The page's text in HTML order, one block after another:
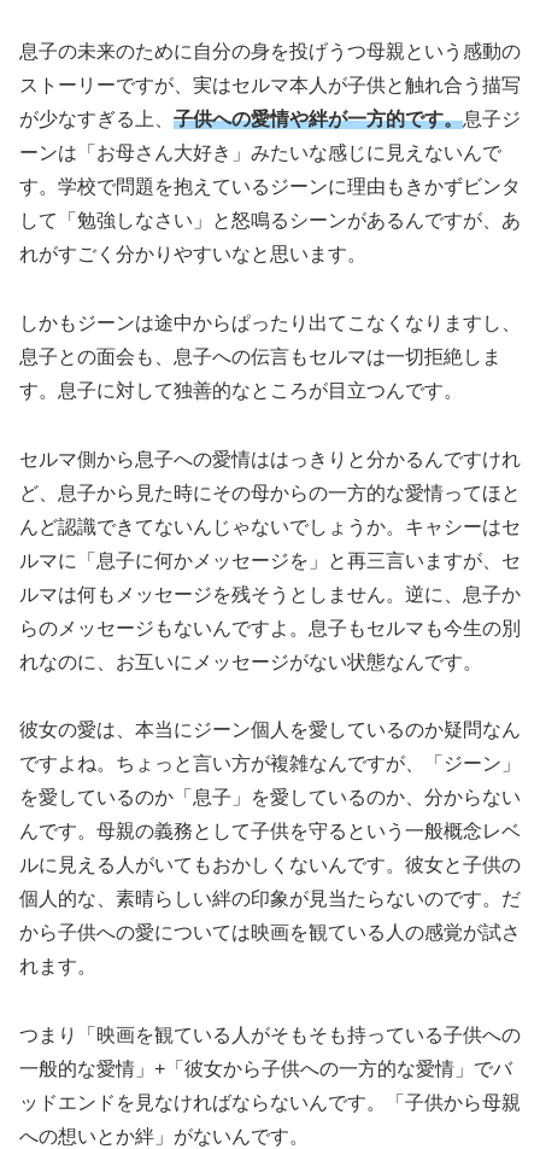
息子の未来のために自分の身を投げうつ母親という感動の
ストーリーですが、実はセルマ本人が子供と触れ合う描写
が少なすぎる上、 子供への愛情や絆が一方的です。息子ジ
ーンは「お母さん大好き」みたいな感じに見えないんで
す。学校で問題を抱えているジーンに理由もきかずビンタ
して「勉強しなさい」と怒鳴るシーンがあるんですが、あ
れがすごく分かりやすいなと思います。
しかもジーンは途中からぱったり出てこなくなりますし、
息子との面会も、息子への伝言もセルマは一切拒絶しま
す。息子に対して独善的なところが目立つんです。
セルマ側から息子への愛情ははっきりと分かるんですけれ
ど、息子から見た時にその母からの一方的な愛情ってほと
んど認識できてないんじゃないでしょうか。キャシーはセ
ルマに「息子に何かメッセージを」と再三言いますが、セ
ルマは何もメッセージを残そうとしません。逆に、息子か
らのメッセージもないんですよ。息子もセルマも今生の別
れなのに、お互いにメッセージがない状態なんです。
彼女の愛は、本当にジーン個人を愛しているのか疑問なん
ですよね。ちょっと言い方が複雑なんですが、「ジーン」
を愛しているのか「息子」を愛しているのか、分からない
んです。母親の義務として子供を守るという一般概念レベ
ルに見える人がいてもおかしくないんです。彼女と子供の
個人的な、素晴らしい絆の印象が見当たらないのです。だ
から子供への愛については映画を観ている人の感覚が試さ
れます。
つまり「映画を観ている人がそもそも持っている子供への
一般的な愛情」+「彼女から子供への一方的な愛情」でバ
ッドエンドを見なければならないんです。「子供から母親
への想いとか絆」がないんです。